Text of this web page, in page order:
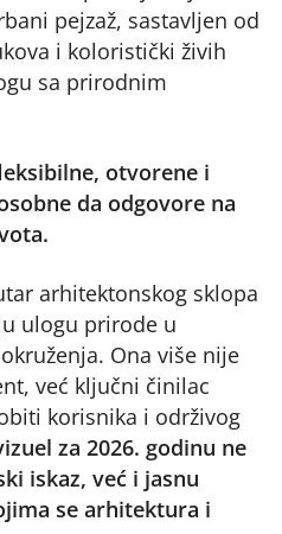
pejzaž, sastavljen od
i koloristički živih
sa prirodnim
otvorene i
da odgovore na
arhitektonskog sklopa
ulogu prirode u
Ona više nije
već ključni činilac
korisnika i održivog
za 2026. godinu ne
iskaz, već i jasnu
se arhitektura i